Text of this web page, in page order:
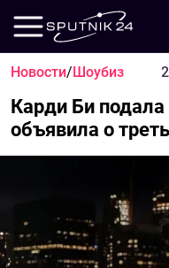
Новости/Шоубиз
Карди Би
объявила о